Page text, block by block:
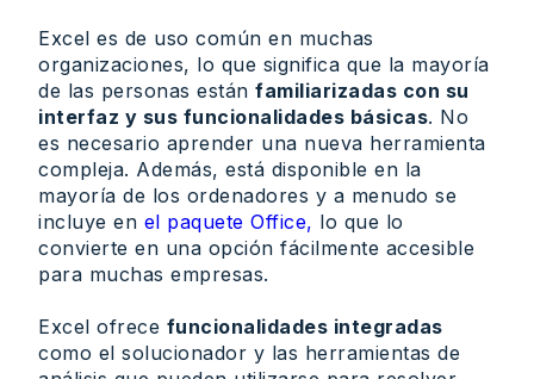
Excel es de uso común en muchas
organizaciones, lo que significa que la mayoría
de las personas están familiarizadas con su
interfaz y sus funcionalidades básicas. No
es necesario aprender una nueva herramienta
compleja. Además, está disponible en la
mayoría de los ordenadores y a menudo se
incluye en el paquete Office, lo que lo
convierte en una opción fácilmente accesible
para muchas empresas.
Excel ofrece funcionalidades integradas
como el solucionador y las herramientas de